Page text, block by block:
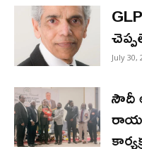
July 30,
సౌదీ